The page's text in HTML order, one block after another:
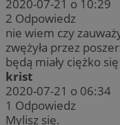
2020-07-21 o 10:29
2 Odpowiedz
nie wiem czy
zwężyła przez
będą miały ciężko
krist
2020-07-21 o 06:34
1 Odpowiedz
Mylisz się.